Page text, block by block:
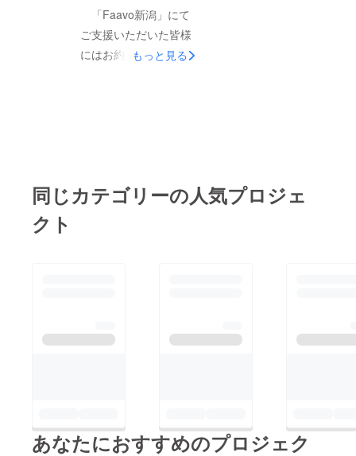
礼回りを続けておりま
す。来週から、一般書
店、カフェ、ギャラ
な一地方の出版社です
が、今後も地道に活動
様ありがとうございま
思いを結び続けること
を願っています。
思います。 「燕三
条」地域ってこんな人
がこんな思いで生きて
ぜひゆっくりと楽しん
でいただけたらと思い
「Faavo新潟」にて
ご支援いただいた皆様
にはお約束の発行日に
入稿、その晩に色校
定です。発送代を節約
作業をしてまいりま
す。 お手元に届く
もっと見る
同じカテゴリーの人気プロジェ
クト
あなたにおすすめのプロジェク